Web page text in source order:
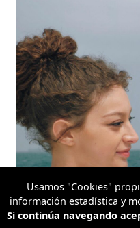
Usamos "Cookies"
información estadística y
Si continúa navegando